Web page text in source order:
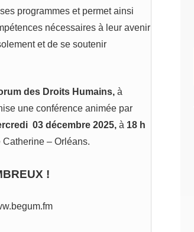
programmes et permet ainsi
nécessaires à leur avenir
et de se soutenir
des Droits Humains,à
une conférence animée par
03 décembre 2025,à 18 h
– Orléans.
!